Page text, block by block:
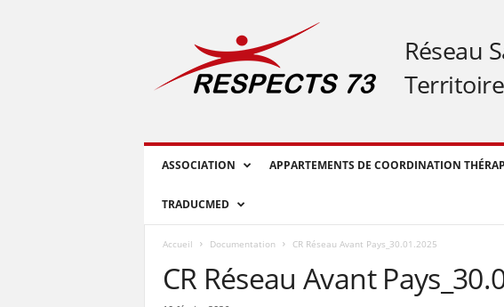
S
Réseau
ASSOCIATION APPARTEMENTS DE COORDINATION
TRADUCMED
Accueil Documentation CR Réseau Avant Pays_30.01.2025
CR Réseau Avant